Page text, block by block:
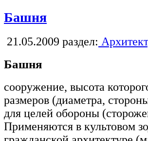
Башня
21.05.2009 раздел:
Башня
сооружение, высота
размеров (диаметра,
для целей обороны
Применяются в культовом